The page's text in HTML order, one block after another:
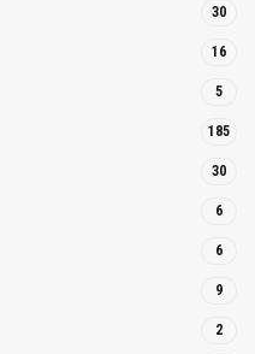
30
16
5
185
30
6
6
9
2